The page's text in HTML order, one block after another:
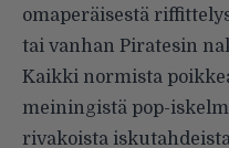
omaperäisestä
tai vanhan Piratesin
Kaikki normista
meiningistä pop-
rivakoista